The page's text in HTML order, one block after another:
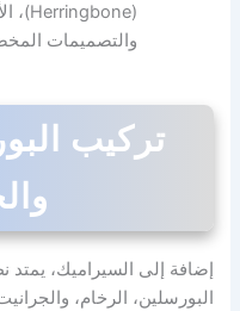
والتصميمات
تركيب
إضافة إلى السيراميك، يمتد
البورسلين، الرخام،